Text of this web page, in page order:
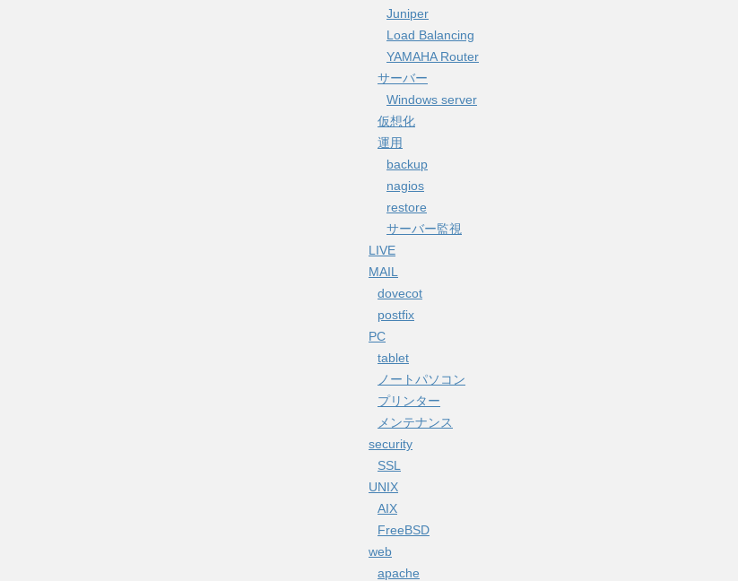
Juniper
Load Balancing
YAMAHA Router
サーバー
Windows server
仮想化
運用
backup
nagios
restore
サーバー監視
LIVE
MAIL
dovecot
postfix
PC
tablet
ノートパソコン
プリンター
メンテナンス
security
SSL
UNIX
AIX
FreeBSD
web
apache